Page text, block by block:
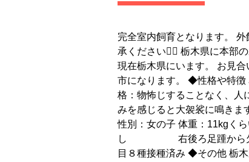
完全室内飼育となります。
承ください🙇‍♀ 栃木県に本部
現在栃木県にいます。 お見
市になります。 ◆性格や特徴
格：物怖じすることなく
みを感じると大袈裟に鳴きま
性別：女の子 体重：11kgく
し 右後ろ足踵から
目８種接種済み ◆その他 栃